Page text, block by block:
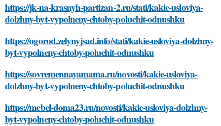
https://jk-na-krasnyh-partizan-2.ru/stati/kakie-usloviya-
dolzhny-byt-vypolneny-chtoby-poluchit-odnushku
https://ogorod.zelynyjsad.info/stati/kakie-usloviya-dolzhny-
byt-vypolneny-chtoby-poluchit-odnushku
https://sovremennayamama.ru/novosti/kakie-usloviya-
dolzhny-byt-vypolneny-chtoby-poluchit-odnushku
https://mebel-doma23.ru/novosti/kakie-usloviya-dolzhny-
byt-vypolneny-chtoby-poluchit-odnushku